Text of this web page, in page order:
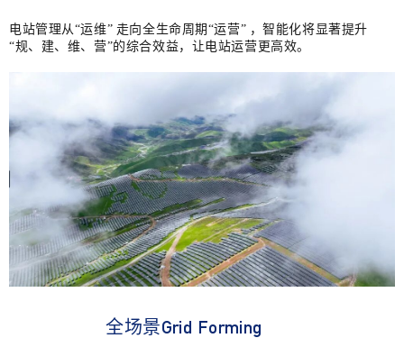
电站管理从“运维” 走向全生命周期“运营” ，智能化将显著提升
“规、建、维、营”的综合效益，让电站运营更高效。
全场景Grid Forming